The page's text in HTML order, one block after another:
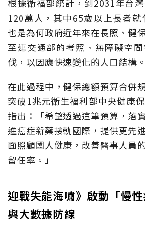
根據衛福部統計，到2031年台
120萬人，其中65歲以上長者
也是為何政府近年來在長照、健
至連交通部的考照、無障礙空
伐，以因應快速變化的人口結構。
在此過程中，健保總額預算合併
突破1兆元衛生福利部中央健康
指出：「希望透過這筆預算，落
進癌症新藥接軌國際，提供更先
面照顧國人健康，改善醫事人員
留任率。」
迎戰失能海嘯》啟動「慢性
與大數據防線